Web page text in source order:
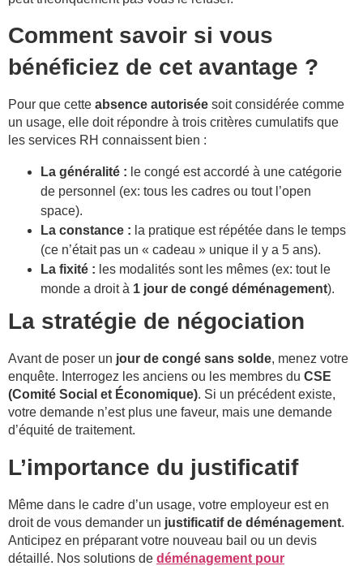
Comment savoir si vous
bénéficiez de cet avantage ?
Pour que cette absence autorisée soit considérée comme
un usage, elle doit répondre à trois critères cumulatifs que
les services RH connaissent bien :
La généralité : le congé est accordé à une catégorie
de personnel (ex: tous les cadres ou tout l’open
space).
La constance : la pratique est répétée dans le temps
(ce n’était pas un « cadeau » unique il y a 5 ans).
La fixité : les modalités sont les mêmes (ex: tout le
monde a droit à 1 jour de congé déménagement).
La stratégie de négociation
Avant de poser un jour de congé sans solde, menez votre
enquête. Interrogez les anciens ou les membres du CSE
(Comité Social et Économique). Si un précédent existe,
votre demande n’est plus une faveur, mais une demande
d’équité de traitement.
L’importance du justificatif
Même dans le cadre d’un usage, votre employeur est en
droit de vous demander un justificatif de déménagement.
Anticipez en préparant votre nouveau bail ou un devis
détaillé. Nos solutions de déménagement pour